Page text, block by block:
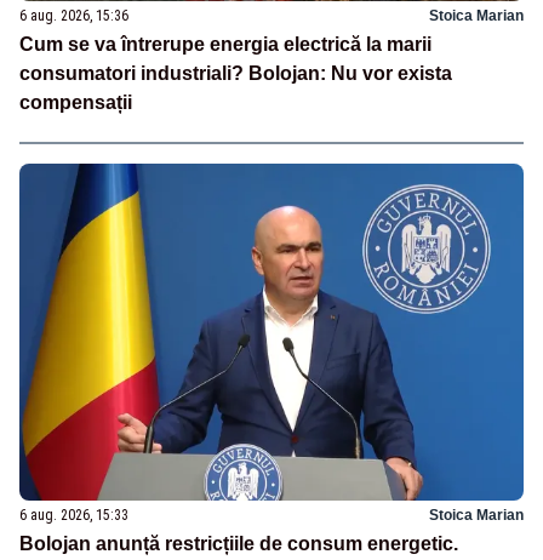
6 aug. 2026, 15:36 Stoica Marian
Cum se va întrerupe energia electrică la marii
consumatori industriali? Bolojan: Nu vor exista
compensații
6 aug. 2026, 15:33 Stoica Marian
Bolojan anunță restricțiile de consum energetic.